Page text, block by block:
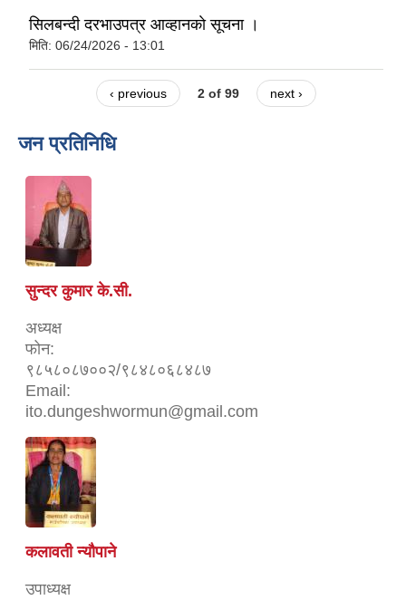
सिलबन्दी दरभाउपत्र आव्हानकाे सूचना ।
मिति: 06/24/2026 - 13:01
‹ previous 2 of 99 next ›
जन प्रतिनिधि
सुन्दर कुमार के.सी.
अध्यक्ष
फोन:
९८५८०८७००२/९८४८०६८४८७
Email:
ito.dungeshwormun@gmail.com
कलावती न्यौपाने
उपाध्यक्ष